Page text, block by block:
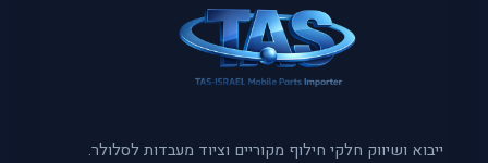
ייבוא ושיווק חלקי חילוף מקוריים וציוד מעבדות לסלולר.